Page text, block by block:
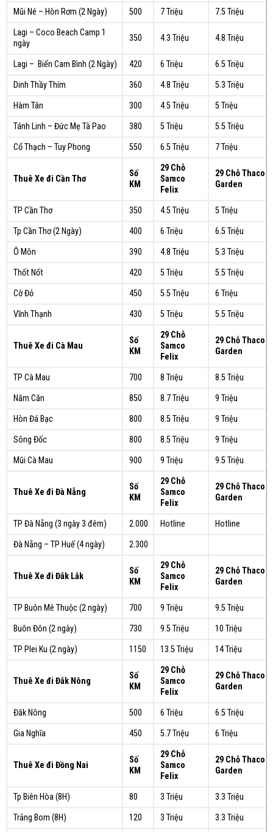
Mũi Né – Hòn Rơm (2 Ngày)
500 7 Triệu
7.5 Triệu
Lagi – Coco Beach Camp 1
ngày
350 4.3 Triệu 4.8 Triệu
Lagi – Biển Cam Bình (2 Ngày) 420 6 Triệu
6.5 Triệu
Dinh Thầy Thím
360 4.8 Triệu
5.3 Triệu
Hàm Tân
300 4.5 Triệu
5 Triệu
Tánh Linh – Đức Mẹ Tà Pao
380 5 Triệu
5.5 Triệu
Cổ Thạch – Tuy Phong
550 6.5 Triệu 7 Triệu
Thuê Xe đi Cần Thơ
Số
KM
29 Chỗ
Samco
Felix
29 Chỗ Thaco
Garden
TP Cần Thơ 350 4.5 Triệu
5 Triệu
Tp Cần Thơ (2 Ngày)
400 6 Triệu
6.5 Triệu
Ô Môn
390 4.8 Triệu
5.3 Triệu
Thốt Nốt
420 5 Triệu
5.5 Triệu
Cờ Đỏ
450 5.5 Triệu
6 Triệu
Vĩnh Thạnh
430 5 Triệu 5.5 Triệu
Thuê Xe đi Cà Mau
Số
KM
29 Chỗ
Samco
Felix
29 Chỗ Thaco
Garden
TP Cà Mau 700 8 Triệu
8.5 Triệu
Năm Căn
850 8.7 Triệu
9 Triệu
Hòn Đá Bạc
800 8.5 Triệu
9 Triệu
Sông Đốc
800 8.5 Triệu
9 Triệu
Mũi Cà Mau
900 9 Triệu 9.5 Triệu
Thuê Xe đi Đà Nẵng
Số
KM
29 Chỗ
Samco
Felix
29 Chỗ Thaco
Garden
TP Đà Nẵng (3 ngày 3 đêm) 2.000 Hotline
Hotline
Đà Nẵng – TP Huế (4 ngày)
2.300
Thuê Xe đi Đắk Lắk
Số
KM
29 Chỗ
Samco
Felix
29 Chỗ Thaco
Garden
TP Buôn Mê Thuộc (2 ngày) 700 9 Triệu
9.5 Triệu
Buôn Đôn (2 ngày)
730 9.5 Triệu
10 Triệu
TP Plei Ku (2 ngày)
1150 13.5 Triệu 14 Triệu
Thuê Xe đi Đắk Nông
Số
KM
29 Chỗ
Samco
Felix
29 Chỗ Thaco
Garden
Đăk Nông 500 6 Triệu
6.5 Triệu
Gia Nghĩa
450 5.7 Triệu 6 Triệu
Thuê Xe đi Đồng Nai
Số
KM
29 Chỗ
Samco
Felix
29 Chỗ Thaco
Garden
Tp Biên Hòa (8H) 80 3 Triệu
3.3 Triệu
Trảng Bom (8H)
120 3 Triệu
3.3 Triệu